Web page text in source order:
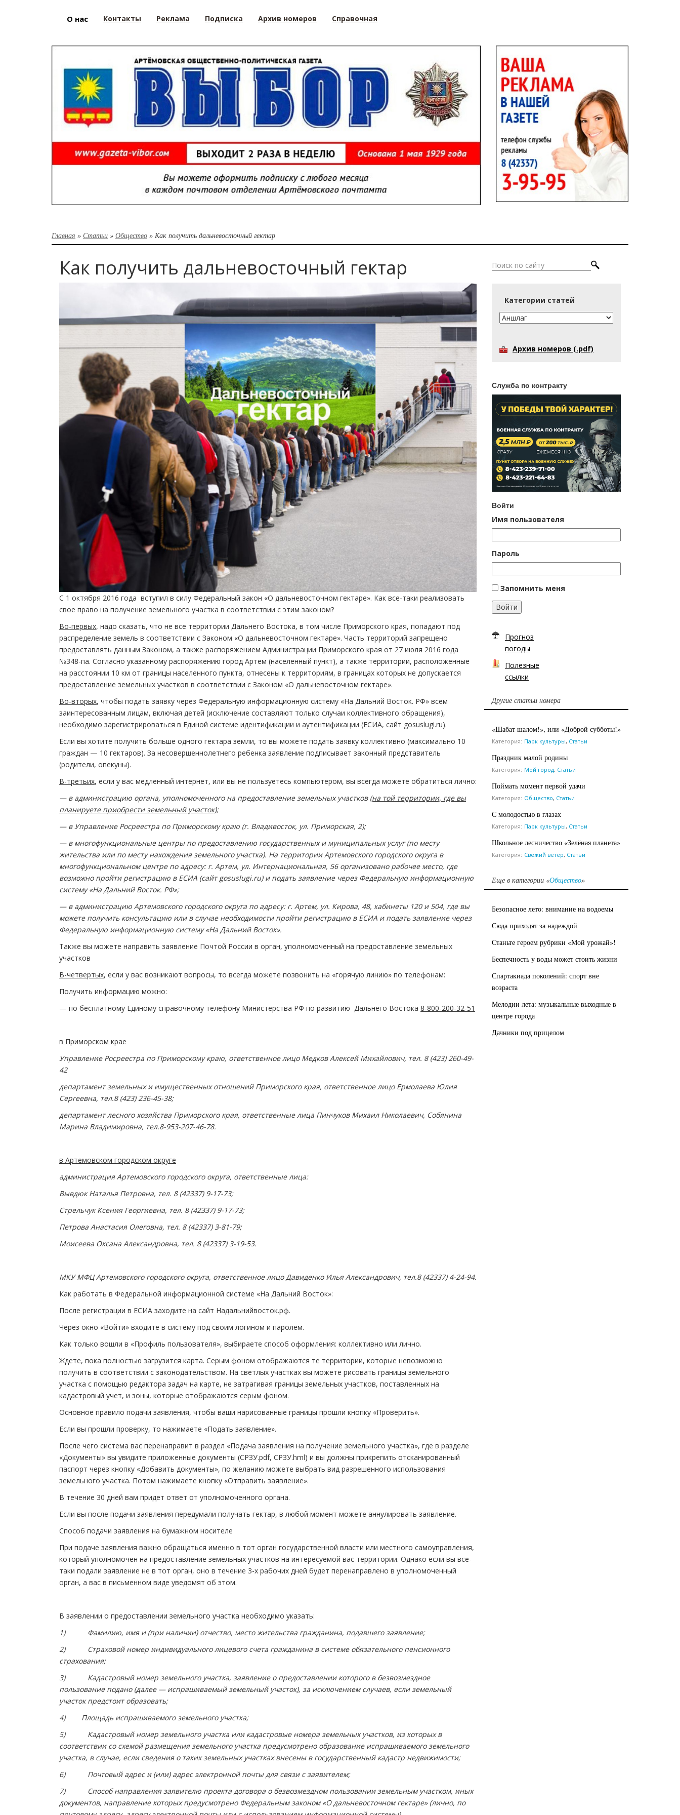
О нас Контакты Реклама Подписка Архив номеров Справочная
Главная » Статьи » Общество » Как получить дальневосточный гектар
Как получить дальневосточный гектар
С 1 октября 2016 года вступил в силу Федеральный закон «О дальневосточном гектаре». Как все-таки реализовать
свое право на получение земельного участка в соответствии с этим законом?
Во-первых, надо сказать, что не все территории Дальнего Востока, в том числе Приморского края, попадают под
распределение земель в соответствии с Законом «О дальневосточном гектаре». Часть территорий запрещено
предоставлять данным Законом, а также распоряжением Администрации Приморского края от 27 июля 2016 года
№348-па. Согласно указанному распоряжению город Артем (населенный пункт), а также территории, расположенные
на расстоянии 10 км от границы населенного пункта, отнесены к территориям, в границах которых не допускается
предоставление земельных участков в соответствии с Законом «О дальневосточном гектаре».
Во-вторых, чтобы подать заявку через Федеральную информационную систему «На Дальний Восток. РФ» всем
заинтересованным лицам, включая детей (исключение составляют только случаи коллективного обращения),
необходимо зарегистрироваться в Единой системе идентификации и аутентификации (ЕСИА, сайт gosuslugi.ru).
Если вы хотите получить больше одного гектара земли, то вы можете подать заявку коллективно (максимально 10
граждан — 10 гектаров). За несовершеннолетнего ребенка заявление подписывает законный представитель
(родители, опекуны).
В-третьих, если у вас медленный интернет, или вы не пользуетесь компьютером, вы всегда можете обратиться лично:
— в администрацию органа, уполномоченного на предоставление земельных участков (на той территории, где вы
планируете приобрести земельный участок);
— в Управление Росреестра по Приморскому краю (г. Владивосток, ул. Приморская, 2);
— в многофункциональные центры по предоставлению государственных и муниципальных услуг (по месту
жительства или по месту нахождения земельного участка). На территории Артемовского городского округа в
многофункциональном центре по адресу: г. Артем, ул. Интернациональная, 56 организовано рабочее место, где
возможно пройти регистрацию в ЕСИА (сайт gosuslugi.ru) и подать заявление через Федеральную информационную
систему «На Дальний Восток. РФ»;
— в администрацию Артемовского городского округа по адресу: г. Артем, ул. Кирова, 48, кабинеты 120 и 504, где вы
можете получить консультацию или в случае необходимости пройти регистрацию в ЕСИА и подать заявление через
Федеральную информационную систему «На Дальний Восток».
Также вы можете направить заявление Почтой России в орган, уполномоченный на предоставление земельных
участков
В-четвертых, если у вас возникают вопросы, то всегда можете позвонить на «горячую линию» по телефонам:
Получить информацию можно:
— по бесплатному Единому справочному телефону Министерства РФ по развитию Дальнего Востока 8-800-200-32-51
в Приморском крае
Управление Росреестра по Приморскому краю, ответственное лицо Медков Алексей Михайлович, тел. 8 (423) 260-49-
42
департамент земельных и имущественных отношений Приморского края, ответственное лицо Ермолаева Юлия
Сергеевна, тел.8 (423) 236-45-38;
департамент лесного хозяйства Приморского края, ответственные лица Пинчуков Михаил Николаевич, Собянина
Марина Владимировна, тел.8-953-207-46-78.
в Артемовском городском округе
администрация Артемовского городского округа, ответственные лица:
Вывдюк Наталья Петровна, тел. 8 (42337) 9-17-73;
Стрельчук Ксения Георгиевна, тел. 8 (42337) 9-17-73;
Петрова Анастасия Олеговна, тел. 8 (42337) 3-81-79;
Моисеева Оксана Александровна, тел. 8 (42337) 3-19-53.
МКУ МФЦ Артемовского городского округа, ответственное лицо Давиденко Илья Александрович, тел.8 (42337) 4-24-94.
Как работать в Федеральной информационной системе «На Дальний Восток»:
После регистрации в ЕСИА заходите на сайт Надальнийвосток.рф.
Через окно «Войти» входите в систему под своим логином и паролем.
Как только вошли в «Профиль пользователя», выбираете способ оформления: коллективно или лично.
Ждете, пока полностью загрузится карта. Серым фоном отображаются те территории, которые невозможно
получить в соответствии с законодательством. На светлых участках вы можете рисовать границы земельного
участка с помощью редактора задач на карте, не затрагивая границы земельных участков, поставленных на
кадастровый учет, и зоны, которые отображаются серым фоном.
Основное правило подачи заявления, чтобы ваши нарисованные границы прошли кнопку «Проверить».
Если вы прошли проверку, то нажимаете «Подать заявление».
После чего система вас перенаправит в раздел «Подача заявления на получение земельного участка», где в разделе
«Документы» вы увидите приложенные документы (СРЗУ.pdf, СРЗУ.hml) и вы должны прикрепить отсканированный
паспорт через кнопку «Добавить документы», по желанию можете выбрать вид разрешенного использования
земельного участка. Потом нажимаете кнопку «Отправить заявление».
В течение 30 дней вам придет ответ от уполномоченного органа.
Если вы после подачи заявления передумали получать гектар, в любой момент можете аннулировать заявление.
Способ подачи заявления на бумажном носителе
При подаче заявления важно обращаться именно в тот орган государственной власти или местного самоуправления,
который уполномочен на предоставление земельных участков на интересуемой вас территории. Однако если вы все-
таки подали заявление не в тот орган, оно в течение 3-х рабочих дней будет перенаправлено в уполномоченный
орган, а вас в письменном виде уведомят об этом.
В заявлении о предоставлении земельного участка необходимо указать:
1) Фамилию, имя и (при наличии) отчество, место жительства гражданина, подавшего заявление;
2) Страховой номер индивидуального лицевого счета гражданина в системе обязательного пенсионного
страхования;
3) Кадастровый номер земельного участка, заявление о предоставлении которого в безвозмездное
пользование подано (далее — испрашиваемый земельный участок), за исключением случаев, если земельный
участок предстоит образовать;
4) Площадь испрашиваемого земельного участка;
5) Кадастровый номер земельного участка или кадастровые номера земельных участков, из которых в
соответствии со схемой размещения земельного участка предусмотрено образование испрашиваемого земельного
участка, в случае, если сведения о таких земельных участках внесены в государственный кадастр недвижимости;
6) Почтовый адрес и (или) адрес электронной почты для связи с заявителем;
7) Способ направления заявителю проекта договора о безвозмездном пользовании земельным участком, иных
документов, направление которых предусмотрено Федеральным законом «О дальневосточном гектаре» (лично, по
Категории статей
Архив номеров (.pdf)
Служба по контракту
Войти
Имя пользователя
Пароль
Запомнить меня
Войти
Прогноз
погоды
Полезные
ссылки
Другие статьи номера
«Шабат шалом!», или «Доброй субботы!»
Категория: Парк культуры, Статьи
Праздник малой родины
Категория: Мой город, Статьи
Поймать момент первой удачи
Категория: Общество, Статьи
С молодостью в глазах
Категория: Парк культуры, Статьи
Школьное лесничество «Зелёная планета»
Категория: Свежий ветер, Статьи
Еще в категории «Общество»
Безопасное лето: внимание на водоемы
Сюда приходят за надеждой
Станьте героем рубрики «Мой урожай»!
Беспечность у воды может стоить жизни
Спартакиада поколений: спорт вне
возраста
Мелодии лета: музыкальные выходные в
центре города
Дачники под прицелом